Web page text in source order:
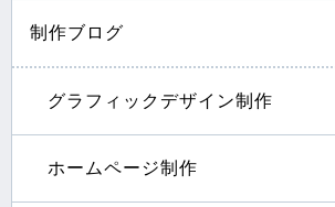
制作ブログ
グラフィックデザイン制作
ホームページ制作